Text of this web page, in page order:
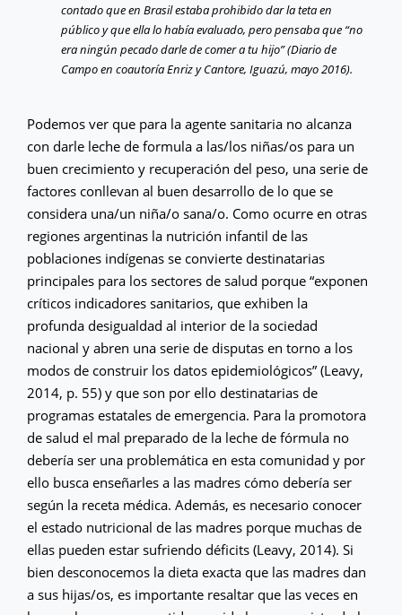
contado que en Brasil estaba prohibido dar la teta en
público y que ella lo había evaluado, pero pensaba que “no
era ningún pecado darle de comer a tu hijo” (Diario de
Campo en coautoría Enriz y Cantore, Iguazú, mayo 2016).
Podemos ver que para la agente sanitaria no alcanza
con darle leche de formula a las/los niñas/os para un
buen crecimiento y recuperación del peso, una serie de
factores conllevan al buen desarrollo de lo que se
considera una/un niña/o sana/o. Como ocurre en otras
regiones argentinas la nutrición infantil de las
poblaciones indígenas se convierte destinatarias
principales para los sectores de salud porque “exponen
críticos indicadores sanitarios, que exhiben la
profunda desigualdad al interior de la sociedad
nacional y abren una serie de disputas en torno a los
modos de construir los datos epidemiológicos” (Leavy,
2014, p. 55) y que son por ello destinatarias de
programas estatales de emergencia. Para la promotora
de salud el mal preparado de la leche de fórmula no
debería ser una problemática en esta comunidad y por
ello busca enseñarles a las madres cómo debería ser
según la receta médica. Además, es necesario conocer
el estado nutricional de las madres porque muchas de
ellas pueden estar sufriendo déficits (Leavy, 2014). Si
bien desconocemos la dieta exacta que las madres dan
a sus hijas/os, es importante resaltar que las veces en